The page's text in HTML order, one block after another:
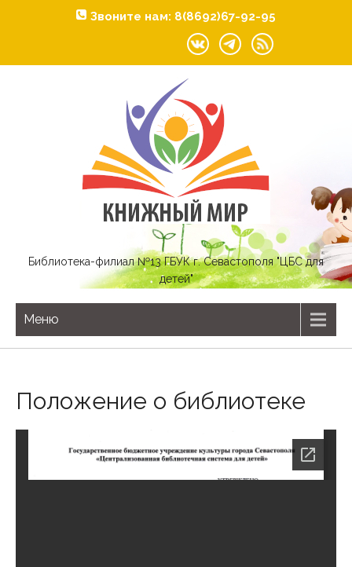
Звоните нам: 8(8692)67-92-95
Библиотека-филиал №13 ГБУК г. Севастополя "ЦБС для
детей"
Меню
Положение о библиотеке